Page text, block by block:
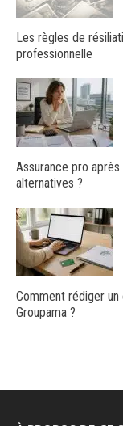
Les règles de
professionnelle
Assurance pro
alternatives ?
Comment rédiger un
Groupama ?